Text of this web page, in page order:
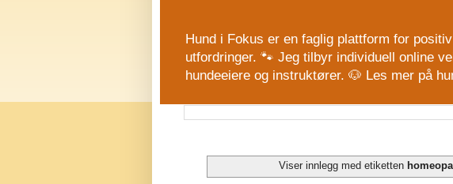
Hund i Fokus er en faglig plattform for
utfordringer. 🐾 Jeg tilbyr individuell online
hundeeiere og instruktører. 🐶 Les mer på
Viser innlegg med etiketten